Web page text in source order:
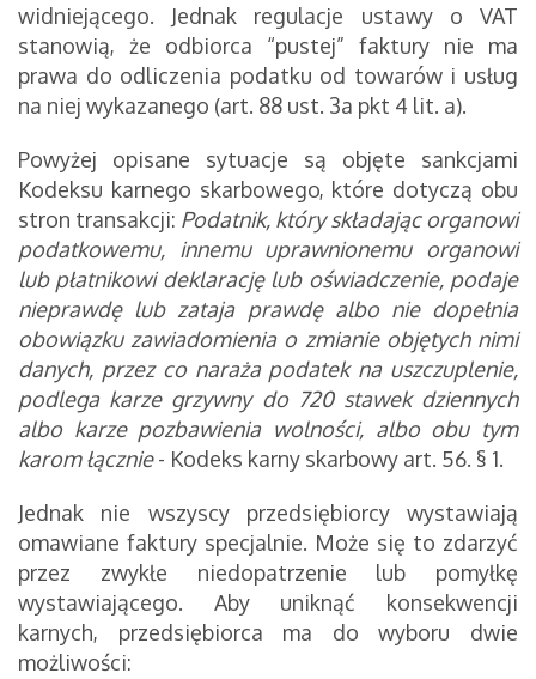
widniejącego. Jednak regulacje ustawy o VAT
stanowią, że odbiorca “pustej” faktury nie ma
prawa do odliczenia podatku od towarów i usług
na niej wykazanego (art. 88 ust. 3a pkt 4 lit. a).
Powyżej opisane sytuacje są objęte sankcjami
Kodeksu karnego skarbowego, które dotyczą obu
stron transakcji: Podatnik, który składając organowi
podatkowemu, innemu uprawnionemu organowi
lub płatnikowi deklarację lub oświadczenie, podaje
nieprawdę lub zataja prawdę albo nie dopełnia
obowiązku zawiadomienia o zmianie objętych nimi
danych, przez co naraża podatek na uszczuplenie,
podlega karze grzywny do 720 stawek dziennych
albo karze pozbawienia wolności, albo obu tym
karom łącznie- Kodeks karny skarbowy art. 56. § 1.
Jednak nie wszyscy przedsiębiorcy wystawiają
omawiane faktury specjalnie. Może się to zdarzyć
przez zwykłe niedopatrzenie lub pomyłkę
wystawiającego. Aby uniknąć konsekwencji
karnych, przedsiębiorca ma do wyboru dwie
możliwości: